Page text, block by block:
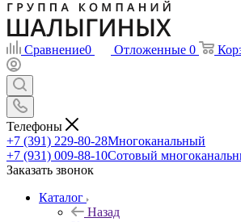
Сравнение0 Отложенные 0
Телефоны
+7 (391) 229-80-28Многоканальный
+7 (931) 009-88-10Сотовый
Заказать звонок
Каталог
Назад